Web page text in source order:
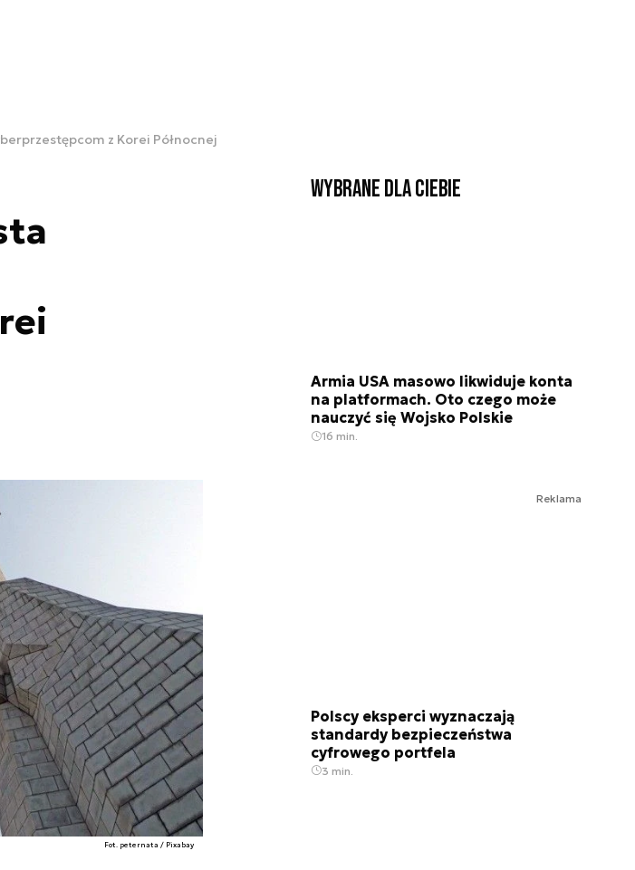
z Korei Północnej
Fot. peternata / Pixabay
Wybrane dla Ciebie
Armia USA masowo likwiduje konta
na platformach. Oto czego może
nauczyć się Wojsko Polskie
16 min.
Reklama
Polscy eksperci wyznaczają
standardy bezpieczeństwa
cyfrowego portfela
3 min.